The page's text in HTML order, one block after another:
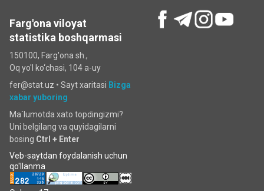
Farg'ona viloyat
statistika boshqarmasi
150100, Farg'ona sh.,
Oq yo'l ko‘chаsi, 104 a-uy
fer@stat.uz • Sayt xaritasi Bizga
xabar yuboring
Ma`lumotda xato topdingizmi?
Uni belgilang va quyidagilarni
bosing Ctrl + Enter
Veb-saytdan foydalanish uchun
qo'llanma